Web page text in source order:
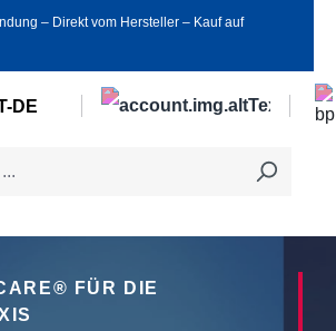
‒ Direkt vom Hersteller ‒ Kauf auf
DE
FÜR DIE